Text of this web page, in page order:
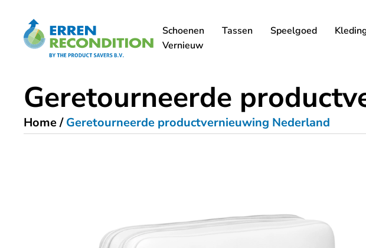
Schoenen Tassen Speelgoed
Vernieuw
Geretourneerde
Home/Geretourneerde productvernieuwing Nederland